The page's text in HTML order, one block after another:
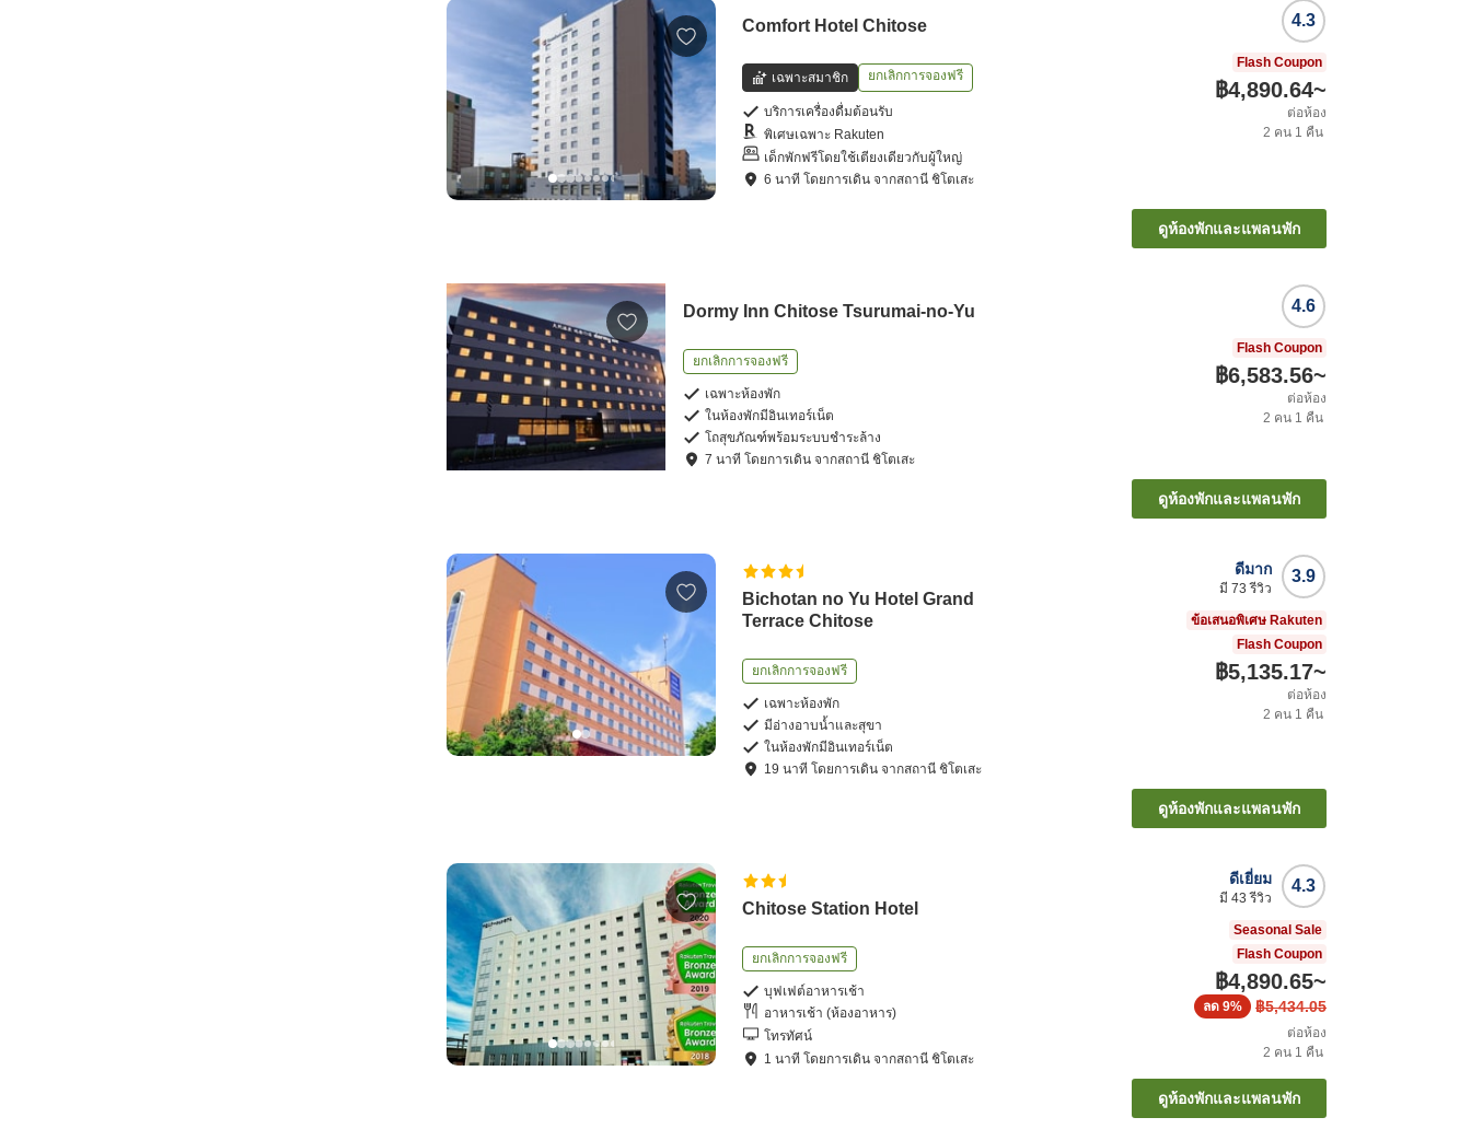
Comfort Hotel Chitose
เฉพาะสมาชิก ยกเลิกการจองฟรี
บริการเครื่องดื่มต้อนรับ
พิเศษเฉพาะ Rakuten
เด็กพักฟรีโดยใช้เตียงเดียวกับผู้ใหญ่
6 นาที โดยการเดิน จากสถานี ชิโตเสะ
4.3
Flash Coupon
฿4,890.64~
ต่อห้อง
2 คน 1 คืน
ดูห้องพักและแพลนพัก
Dormy Inn Chitose Tsurumai-no-Yu
ยกเลิกการจองฟรี
เฉพาะห้องพัก
ในห้องพักมีอินเทอร์เน็ต
โถสุขภัณฑ์พร้อมระบบชำระล้าง
7 นาที โดยการเดิน จากสถานี ชิโตเสะ
4.6
Flash Coupon
฿6,583.56~
ต่อห้อง
2 คน 1 คืน
ดูห้องพักและแพลนพัก
Bichotan no Yu Hotel Grand
Terrace Chitose
ยกเลิกการจองฟรี
เฉพาะห้องพัก
มีอ่างอาบน้ำและสุขา
ในห้องพักมีอินเทอร์เน็ต
19 นาที โดยการเดิน จากสถานี ชิโตเสะ
3.9
ดีมาก
มี 73 รีวิว
ข้อเสนอพิเศษ Rakuten
Flash Coupon
฿5,135.17~
ต่อห้อง
2 คน 1 คืน
ดูห้องพักและแพลนพัก
Chitose Station Hotel
ยกเลิกการจองฟรี
บุฟเฟต์อาหารเช้า
อาหารเช้า (ห้องอาหาร)
โทรทัศน์
1 นาที โดยการเดิน จากสถานี ชิโตเสะ
4.3
ดีเยี่ยม
มี 43 รีวิว
Seasonal Sale
Flash Coupon
฿4,890.65~
฿5,434.05
ลด 9%
ต่อห้อง
2 คน 1 คืน
ดูห้องพักและแพลนพัก